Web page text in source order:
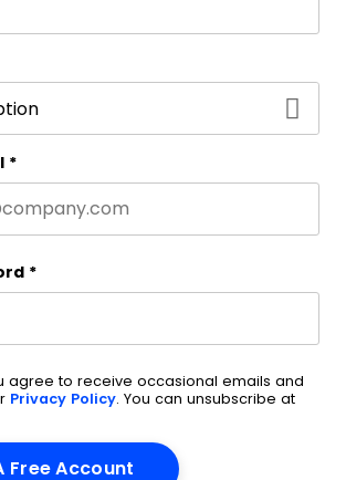
*
*
agree to receive occasional emails and
Privacy Policy. You can unsubscribe at